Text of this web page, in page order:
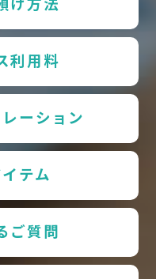
け方法
利用料
ーション
テム
ご質問